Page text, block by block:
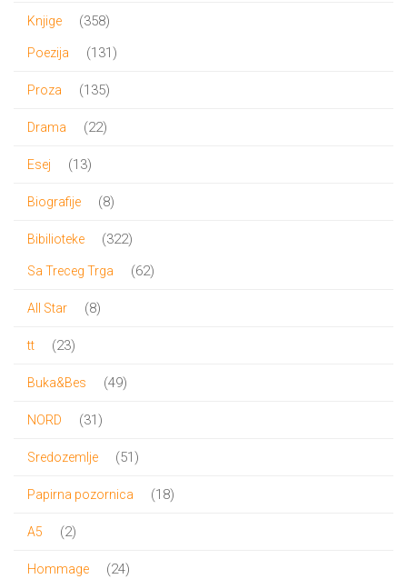
Knjige 358358
proizvoda
Poezija 131 131
Proza 135135
Drama 2222
Esej 1313
Biografije 88
Bibilioteke 322322
proizvoda
Sa Treceg Trga 6262
All Star 88
tt 2323
Buka&Bes 4949
NORD 31 31
Sredozemlje 51 51
Papirna pozornica 1818
A5 22
Hommage 2424